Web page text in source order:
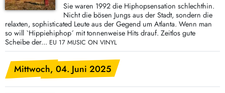
Sie waren 1992 die Hiphopsensation schlechthin.
Nicht die bösen Jungs aus der Stadt, sondern die
relaxten, sophisticated Leute aus der Gegend um Atlanta. Wenn man
so will `Hippiehiphop´ mit tonnenweise Hits drauf. Zeitlos gute
Scheibe der... EU 17 MUSIC ON VINYL
Mittwoch, 04. Juni 2025